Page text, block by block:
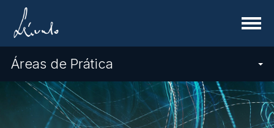
Menu
Áreas de Prática